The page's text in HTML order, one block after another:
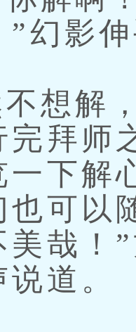
”幻影
想解
完拜师
一下解
也可以
美哉！
道。